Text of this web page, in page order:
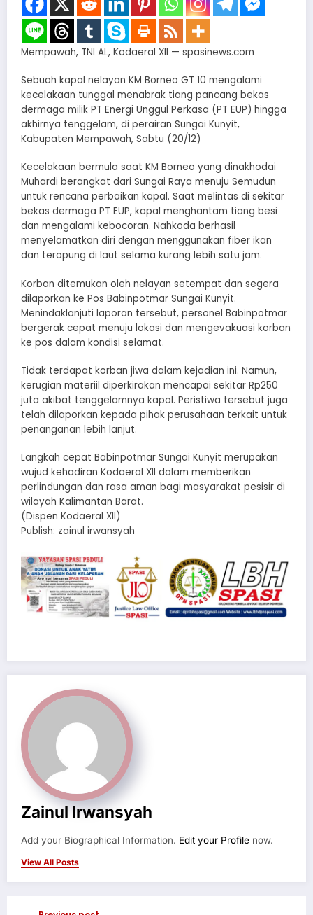
Mempawah, TNI AL, Kodaeral XII — spasinews.com
Sebuah kapal nelayan KM Borneo GT 10 mengalami
kecelakaan tunggal menabrak tiang pancang bekas
dermaga milik PT Energi Unggul Perkasa (PT EUP) hingga
akhirnya tenggelam, di perairan Sungai Kunyit,
Kabupaten Mempawah, Sabtu (20/12)
Kecelakaan bermula saat KM Borneo yang dinakhodai
Muhardi berangkat dari Sungai Raya menuju Semudun
untuk rencana perbaikan kapal. Saat melintas di sekitar
bekas dermaga PT EUP, kapal menghantam tiang besi
dan mengalami kebocoran. Nahkoda berhasil
menyelamatkan diri dengan menggunakan fiber ikan
dan terapung di laut selama kurang lebih satu jam.
Korban ditemukan oleh nelayan setempat dan segera
dilaporkan ke Pos Babinpotmar Sungai Kunyit.
Menindaklanjuti laporan tersebut, personel Babinpotmar
bergerak cepat menuju lokasi dan mengevakuasi korban
ke pos dalam kondisi selamat.
Tidak terdapat korban jiwa dalam kejadian ini. Namun,
kerugian materiil diperkirakan mencapai sekitar Rp250
juta akibat tenggelamnya kapal. Peristiwa tersebut juga
telah dilaporkan kepada pihak perusahaan terkait untuk
penanganan lebih lanjut.
Langkah cepat Babinpotmar Sungai Kunyit merupakan
wujud kehadiran Kodaeral XII dalam memberikan
perlindungan dan rasa aman bagi masyarakat pesisir di
wilayah Kalimantan Barat.
(Dispen Kodaeral XII)
Publish: zainul irwansyah
Zainul Irwansyah
Add your Biographical Information. Edit your Profile now.
View All Posts